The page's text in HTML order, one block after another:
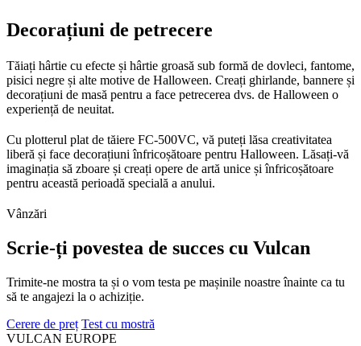
Decorațiuni de petrecere
Tăiați hârtie cu efecte și hârtie groasă sub formă de dovleci, fantome,
pisici negre și alte motive de Halloween. Creați ghirlande, bannere și
decorațiuni de masă pentru a face petrecerea dvs. de Halloween o
experiență de neuitat.
Cu plotterul plat de tăiere FC-500VC, vă puteți lăsa creativitatea
liberă și face decorațiuni înfricoșătoare pentru Halloween. Lăsați-vă
imaginația să zboare și creați opere de artă unice și înfricoșătoare
pentru această perioadă specială a anului.
Vânzări
Scrie-ți povestea de succes cu Vulcan
Trimite-ne mostra ta și o vom testa pe mașinile noastre înainte ca tu
să te angajezi la o achiziție.
Cerere de preț Test cu mostră
VULCAN EUROPE